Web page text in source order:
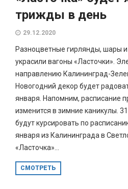
трижды в день
29.12.2020
Разноцветные гирлянды, шары
украсили вагоны «Ласточки».
направлению Калининград-
Новогодний декор будет
января. Напомним, расписание
изменится в зимние каникулы.
будут курсировать по
января из Калининграда в
«Ласточка»...
СМОТРЕТЬ